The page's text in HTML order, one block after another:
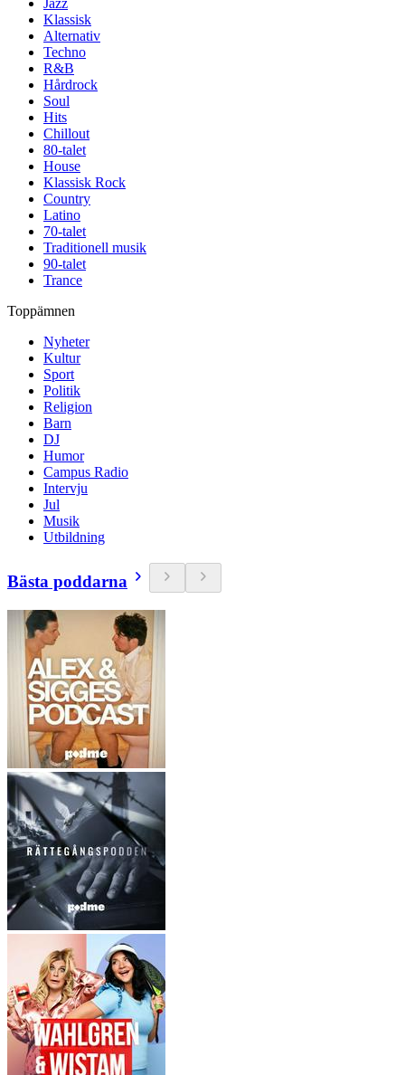
Jazz
Klassisk
Alternativ
Techno
R&B
Hårdrock
Soul
Hits
Chillout
80-talet
House
Klassisk Rock
Country
Latino
70-talet
Traditionell musik
90-talet
Trance
Toppämnen
Nyheter
Kultur
Sport
Politik
Religion
Barn
DJ
Humor
Campus Radio
Intervju
Jul
Musik
Utbildning
Bästa poddarna